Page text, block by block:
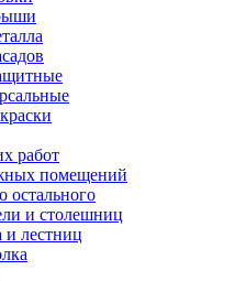
работ
помещений
остального
и столешниц
и лестниц